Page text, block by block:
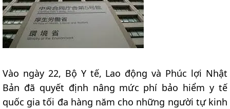
Vào ngày 22, Bộ Y tế, Lao động và Phúc lợi Nhật
Bản đã quyết định nâng mức phí bảo hiểm y tế
quốc gia tối đa hàng năm cho những người tự kinh